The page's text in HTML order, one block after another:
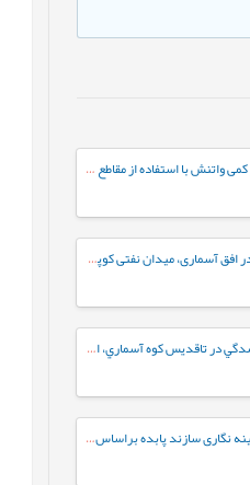
تحلیل هندسی چین و مقادیر کمی واتنش با استفاده از مقاطع لرزه ای تراز شده (مطالعه موردی میدان نفتی کوپال)
تحلیل کرنش و كوتاه شدگي در افق آسماری، میدان نفتی کوپال، استان خوزستان
تحلیل کرنش و مقدار كوتاه شدگي در تاقديس كوه آسماري، استان خوزستان
سنگ چینه نگاری و زیست چینه نگاری سازند پابده براساس روزن داران پلانکتون در برش جهانگیرآباد (جنوب ایلام- حوضه رسوبی زاگرس)